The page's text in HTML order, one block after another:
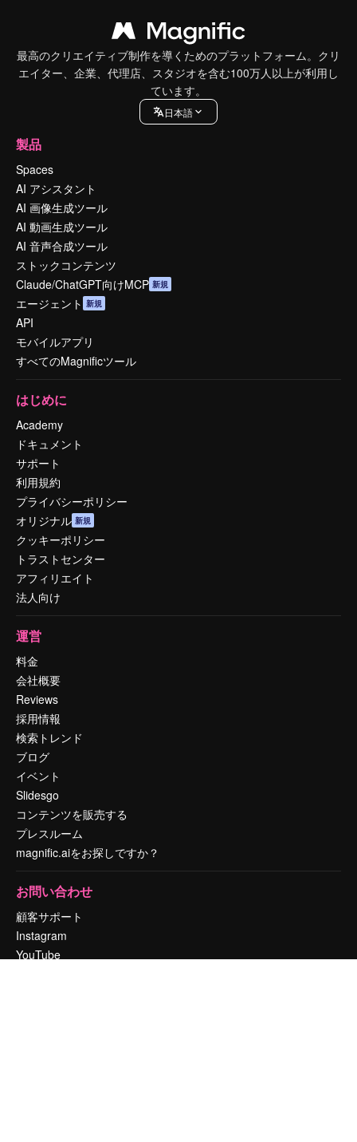
最高のクリエイティブ制作を導くためのプラットフォーム。クリ
エイター、企業、代理店、スタジオを含む100万人以上が利用し
ています。
日本語
製品
Spaces
AI アシスタント
AI 画像生成ツール
AI 動画生成ツール
AI 音声合成ツール
ストックコンテンツ
Claude/ChatGPT向けMCP 新規
エージェント 新規
API
モバイルアプリ
すべてのMagnificツール
はじめに
Academy
ドキュメント
サポート
利用規約
プライバシーポリシー
オリジナル 新規
クッキーポリシー
トラストセンター
アフィリエイト
法人向け
運営
料金
会社概要
Reviews
採用情報
検索トレンド
ブログ
イベント
Slidesgo
コンテンツを販売する
プレスルーム
magnific.aiをお探しですか？
お問い合わせ
顧客サポート
Instagram
YouTube